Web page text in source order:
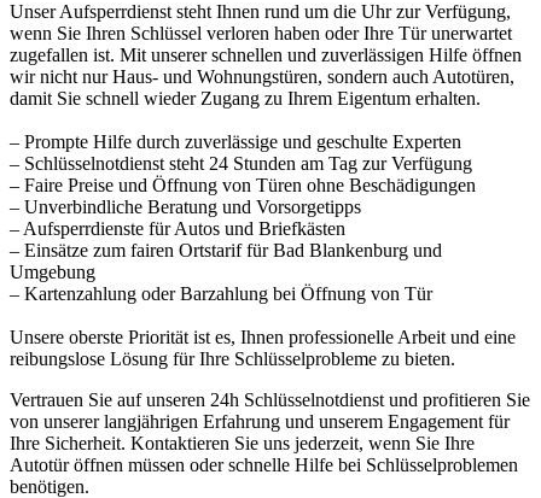
Unser Aufsperrdienst steht Ihnen rund um die Uhr zur Verfügung,
wenn Sie Ihren Schlüssel verloren haben oder Ihre Tür unerwartet
zugefallen ist. Mit unserer schnellen und zuverlässigen Hilfe öffnen
wir nicht nur Haus- und Wohnungstüren, sondern auch Autotüren,
damit Sie schnell wieder Zugang zu Ihrem Eigentum erhalten.
– Prompte Hilfe durch zuverlässige und geschulte Experten
– Schlüsselnotdienst steht 24 Stunden am Tag zur Verfügung
– Faire Preise und Öffnung von Türen ohne Beschädigungen
– Unverbindliche Beratung und Vorsorgetipps
– Aufsperrdienste für Autos und Briefkästen
– Einsätze zum fairen Ortstarif für Bad Blankenburg und
Umgebung
– Kartenzahlung oder Barzahlung bei Öffnung von Tür
Unsere oberste Priorität ist es, Ihnen professionelle Arbeit und eine
reibungslose Lösung für Ihre Schlüsselprobleme zu bieten.
Vertrauen Sie auf unseren 24h Schlüsselnotdienst und profitieren Sie
von unserer langjährigen Erfahrung und unserem Engagement für
Ihre Sicherheit. Kontaktieren Sie uns jederzeit, wenn Sie Ihre
Autotür öffnen müssen oder schnelle Hilfe bei Schlüsselproblemen
benötigen.